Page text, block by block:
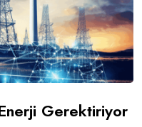
Gerektiriyor